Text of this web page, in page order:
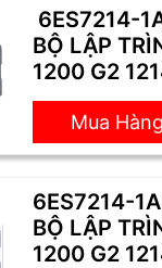
6ES7214-
BỘ LẬP
1200 G2
Mua Hàng
6ES7214-
BỘ LẬP
1200 G2